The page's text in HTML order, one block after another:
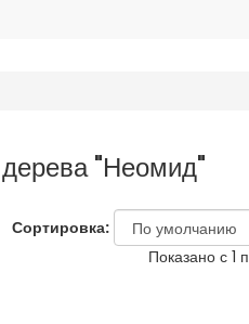
"Неомид"
Сортировка:
Показано с 1